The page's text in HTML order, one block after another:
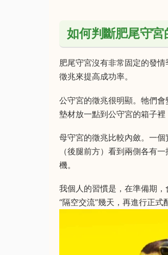
如何判斷肥尾守宮
肥尾守宮沒有非常固定的發
徵兆來提高成功率。
公守宮的徵兆很明顯。牠們
墊材放一點到公守宮的箱子裡
母守宮的徵兆比較內斂。一
（後腿前方）看到兩側各有
機。
我個人的習慣是，在準備期
“隔空交流”幾天，再進行正式